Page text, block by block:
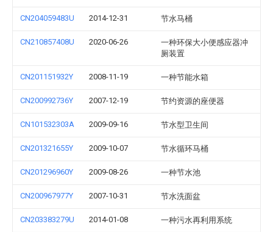
CN204059483U 2014-12-31 节水马桶
CN210857408U 2020-06-26
一种环保大小便感应器冲
厕装置
CN201151932Y 2008-11-19 一种节能水箱
CN200992736Y 2007-12-19 节约资源的座便器
CN101532303A 2009-09-16 节水型卫生间
CN201321655Y 2009-10-07 节水循环马桶
CN201296960Y 2009-08-26 一种节水池
CN200967977Y 2007-10-31 节水洗面盆
CN203383279U 2014-01-08 一种污水再利用系统